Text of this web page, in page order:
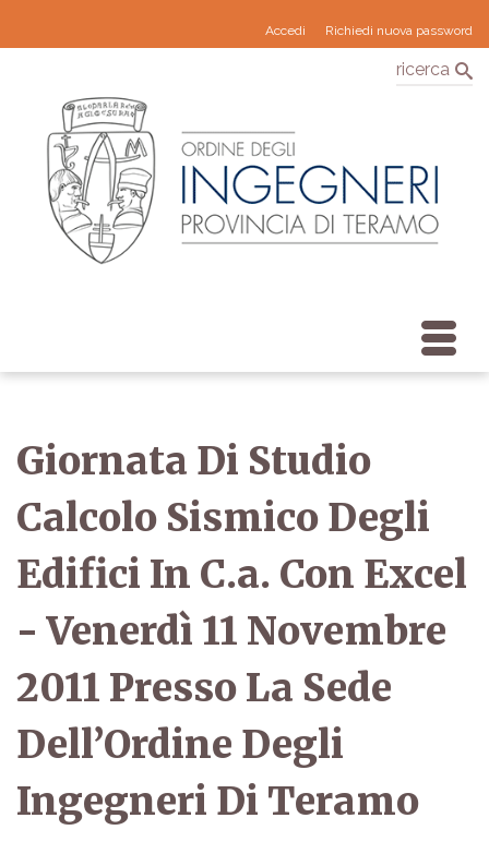
Accedi Richiedi nuova password
ricerca
Giornata Di Studio
Calcolo Sismico Degli
Edifici In C.a. Con Excel
- Venerdì 11 Novembre
2011 Presso La Sede
Dell’Ordine Degli
Ingegneri Di Teramo